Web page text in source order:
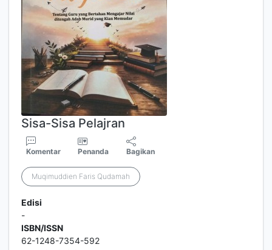
Sisa-Sisa Pelajran
Komentar Penanda Bagikan
Muqimuddien Faris Qudamah
Edisi
-
ISBN/ISSN
62-1248-7354-592